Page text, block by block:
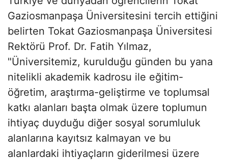
Gaziosmanpaşa Üniversitesini tercih ettiğini
belirten Tokat Gaziosmanpaşa Üniversitesi
Rektörü Prof. Dr. Fatih Yılmaz,
"Üniversitemiz, kurulduğu günden bu yana
nitelikli akademik kadrosu ile eğitim-
öğretim, araştırma-geliştirme ve toplumsal
katkı alanları başta olmak üzere toplumun
ihtiyaç duyduğu diğer sosyal sorumluluk
alanlarına kayıtsız kalmayan ve bu
alanlardaki ihtiyaçların giderilmesi üzere